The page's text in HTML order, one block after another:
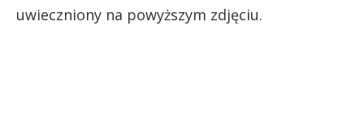
uwieczniony na powyższym zdjęciu.